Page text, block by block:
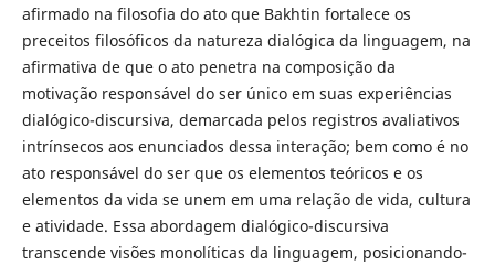
afirmado na filosofia do ato que Bakhtin fortalece os
preceitos filosóficos da natureza dialógica da linguagem, na
afirmativa de que o ato penetra na composição da
motivação responsável do ser único em suas experiências
dialógico-discursiva, demarcada pelos registros avaliativos
intrínsecos aos enunciados dessa interação; bem como é no
ato responsável do ser que os elementos teóricos e os
elementos da vida se unem em uma relação de vida, cultura
e atividade. Essa abordagem dialógico-discursiva
transcende visões monolíticas da linguagem, posicionando-